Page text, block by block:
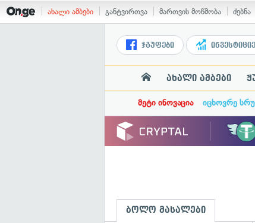
ახალი ამბები განტვირთვა მართვის მოწმობა ძებნა
ჯგუფები
ახალი ამბები
მეტი ინოვაცია იცხოვრე
ბოლო მასალები